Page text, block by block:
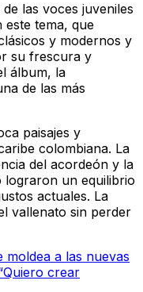
las voces juveniles
este tema, que
y modernos y
su frescura y
álbum, la
de las más
paisajes y
colombiana. La
del acordeón y la
lograron un equilibrio
actuales. La
vallenato sin perder
a las nuevas
crear